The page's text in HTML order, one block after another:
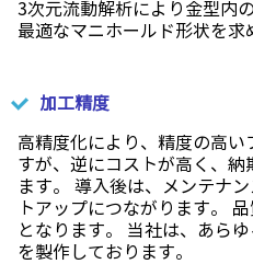
3次元流動解析により金型内
最適なマニホールド形状を求
加工精度
高精度化により、精度の高
すが、逆にコストが高く、納
ます。 導入後は、メンテナ
トアップにつながります。
となります。 当社は、あら
を製作しております。